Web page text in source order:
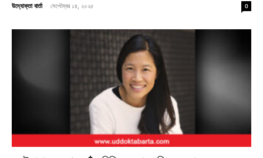
উদ্যোক্তা বার্তা - সেপ্টেম্বর ১৪, ২০২৫ 0